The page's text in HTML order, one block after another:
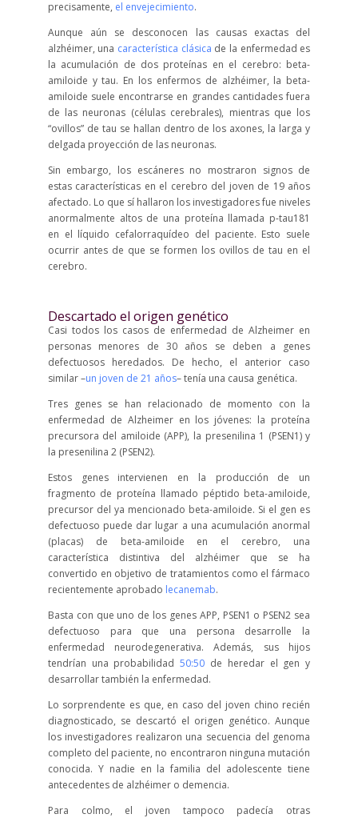
precisamente, el envejecimiento.
Aunque aún se desconocen las causas exactas del
alzhéimer, una característica clásica de la enfermedad es
la acumulación de dos proteínas en el cerebro: beta-
amiloide y tau. En los enfermos de alzhéimer, la beta-
amiloide suele encontrarse en grandes cantidades fuera
de las neuronas (células cerebrales), mientras que los
“ovillos” de tau se hallan dentro de los axones, la larga y
delgada proyección de las neuronas.
Sin embargo, los escáneres no mostraron signos de
estas características en el cerebro del joven de 19 años
afectado. Lo que sí hallaron los investigadores fue niveles
anormalmente altos de una proteína llamada p-tau181
en el líquido cefalorraquídeo del paciente. Esto suele
ocurrir antes de que se formen los ovillos de tau en el
cerebro.
Descartado el origen genético
Casi todos los casos de enfermedad de Alzheimer en
personas menores de 30 años se deben a genes
defectuosos heredados. De hecho, el anterior caso
similar –un joven de 21 años– tenía una causa genética.
Tres genes se han relacionado de momento con la
enfermedad de Alzheimer en los jóvenes: la proteína
precursora del amiloide (APP), la presenilina 1 (PSEN1) y
la presenilina 2 (PSEN2).
Estos genes intervienen en la producción de un
fragmento de proteína llamado péptido beta-amiloide,
precursor del ya mencionado beta-amiloide. Si el gen es
defectuoso puede dar lugar a una acumulación anormal
(placas) de beta-amiloide en el cerebro, una
característica distintiva del alzhéimer que se ha
convertido en objetivo de tratamientos como el fármaco
recientemente aprobado lecanemab.
Basta con que uno de los genes APP, PSEN1 o PSEN2 sea
defectuoso para que una persona desarrolle la
enfermedad neurodegenerativa. Además, sus hijos
tendrían una probabilidad50:50 de heredar el gen y
desarrollar también la enfermedad.
Lo sorprendente es que, en caso del joven chino recién
diagnosticado, se descartó el origen genético. Aunque
los investigadores realizaron una secuencia del genoma
completo del paciente, no encontraron ninguna mutación
conocida. Y nadie en la familia del adolescente tiene
antecedentes de alzhéimer o demencia.
Para colmo, el joven tampoco padecía otras